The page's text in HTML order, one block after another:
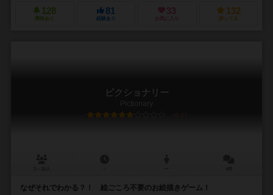
128
興味あり
81
経験あり
33
お気に入り
132
持ってる
ピクショナリー
Pictionary
6.2
なぜそれでわかる？！ 絵ごころ不要のお絵描きゲーム！